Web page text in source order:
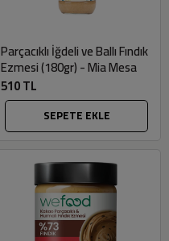
Parçacıklı İğdeli ve Ballı Fındık
Ezmesi (180gr) - Mia Mesa
510 TL
SEPETE EKLE